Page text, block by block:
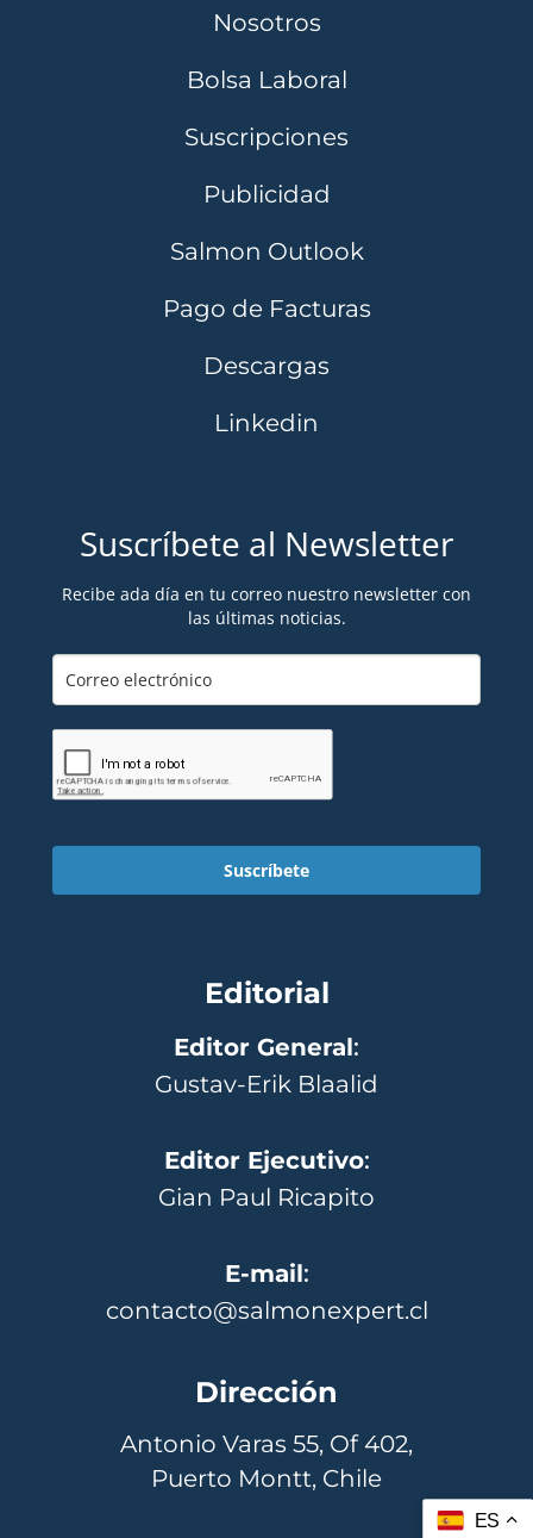
Nosotros
Bolsa Laboral
Suscripciones
Publicidad
Salmon Outlook
Pago de Facturas
Descargas
Linkedin
Suscríbete al Newsletter
Recibe ada día en tu correo nuestro newsletter con
las últimas noticias.
Suscríbete
Editorial
Editor General:
Gustav-Erik Blaalid
Editor Ejecutivo:
Gian Paul Ricapito
E-mail:
contacto@salmonexpert.cl
Dirección
Antonio Varas 55, Of 402,
Puerto Montt, Chile
ES